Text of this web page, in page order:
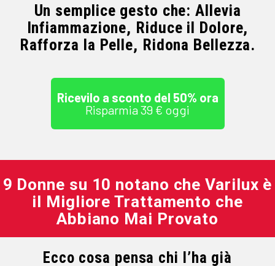
Un semplice gesto che: Allevia
Infiammazione, Riduce il Dolore,
Rafforza la Pelle, Ridona Bellezza.
Ricevilo a sconto del 50% ora
Risparmia 39 € oggi
9 Donne su 10 notano che Varilux è
il Migliore Trattamento che
Abbiano Mai Provato
Ecco cosa pensa chi l’ha già